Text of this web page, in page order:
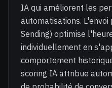
IA qui améliorent les
automatisations.
Sending) optimise
individuellement en
comportement
scoring IA attribue